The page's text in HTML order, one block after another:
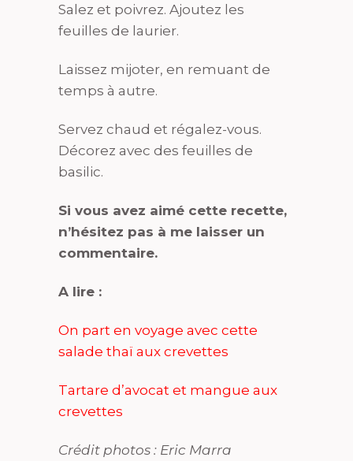
Salez et poivrez. Ajoutez les
feuilles de laurier.
Laissez mijoter, en remuant de
temps à autre.
Servez chaud et régalez-vous.
Décorez avec des feuilles de
basilic.
Si vous avez aimé cette recette,
n’hésitez pas à me laisser un
commentaire.
A lire :
On part en voyage avec cette
salade thaï aux crevettes
Tartare d’avocat et mangue aux
crevettes
Crédit photos : Eric Marra